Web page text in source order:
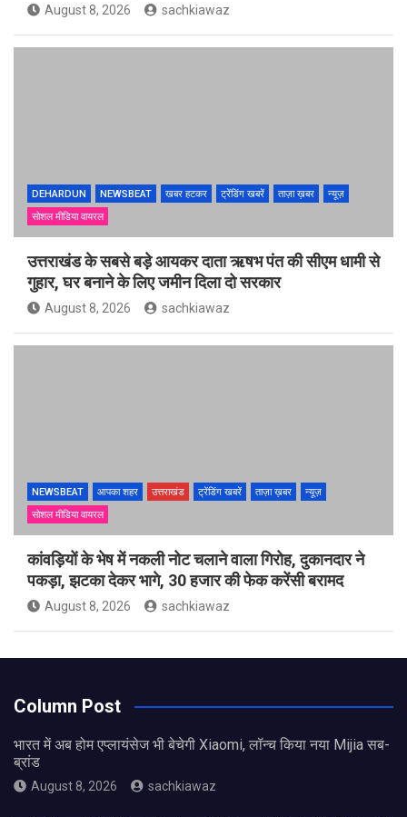
August 8, 2026 sachkiawaz
DEHARDUN NEWSBEAT खबर हटकर ट्रेंडिंग खबरें ताज़ा ख़बर
न्यूज़
सोशल मीडिया वायरल
उत्तराखंड के सबसे बड़े आयकर दाता ऋषभ पंत की सीएम धामी से
गुहार, घर बनाने के लिए जमीन दिला दो सरकार
August 8, 2026 sachkiawaz
NEWSBEAT आपका शहर उत्तराखंड ट्रेंडिंग खबरें ताज़ा ख़बर
न्यूज़
सोशल मीडिया वायरल
कांवड़ियों के भेष में नकली नोट चलाने वाला गिरोह, दुकानदार ने
पकड़ा, झटका देकर भागे, 30 हजार की फेक करेंसी बरामद
August 8, 2026 sachkiawaz
Column Post
भारत में अब होम एप्लायंसेज भी बेचेगी Xiaomi, लॉन्च किया नया Mijia सब-
ब्रांड
August 8, 2026 sachkiawaz